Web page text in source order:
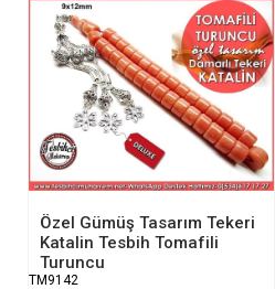
Özel Gümüş Tasarım Tekeri
Katalin Tesbih Tomafili
Turuncu
TM9142